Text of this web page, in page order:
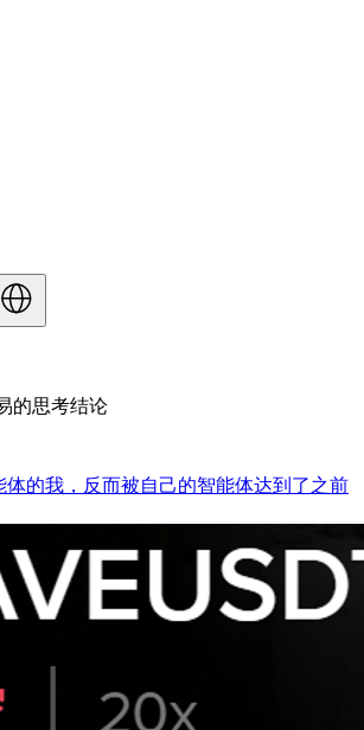
的思考结论
体的我，反而被自己的智能体达到了之前